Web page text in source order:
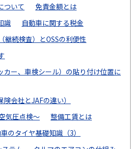
ついて
免責金額とは
識
自動車に関する税金
継続検査）とOSSの利便性
カー、車検シール）の貼り付け位置に
会社とJAFの違い）
気圧点検～
整備工賃とは
のタイヤ基礎知識（3）